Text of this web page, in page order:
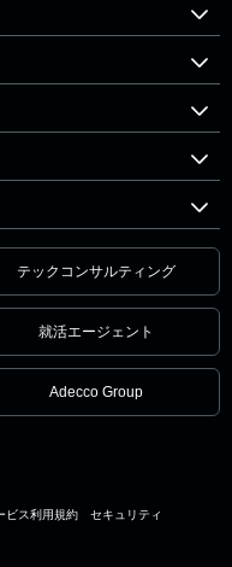
テックコンサルティング
就活エージェント
Adecco Group
ビス利用規約 セキュリティ